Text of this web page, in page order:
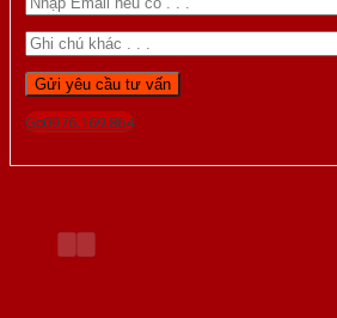
Gọi 0976.169.864